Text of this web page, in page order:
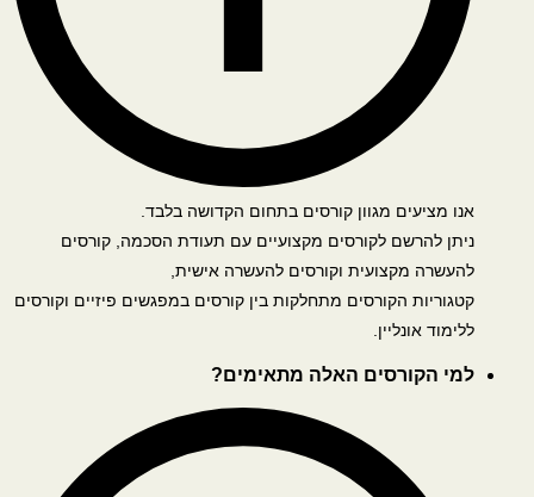
אנו מציעים מגוון קורסים בתחום הקדושה בלבד.
ניתן להרשם לקורסים מקצועיים עם תעודת הסכמה, קורסים
להעשרה מקצועית וקורסים להעשרה אישית,
קטגוריות הקורסים מתחלקות בין קורסים במפגשים פיזיים וקורסים
ללימוד אונליין.
למי הקורסים האלה מתאימים?